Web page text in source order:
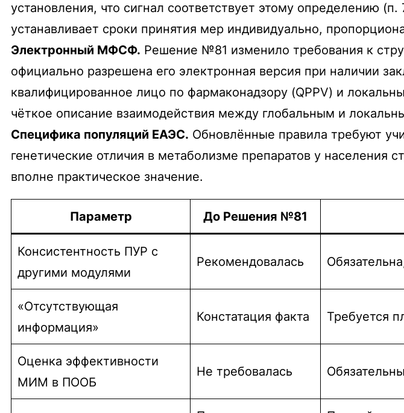
установления, что сигнал соответствует этому определению
устанавливает сроки принятия мер индивидуально,
Электронный МФСФ. Решение №81 изменило требования к
официально разрешена его электронная версия при наличии
квалифицированное лицо по фармаконадзору (QPPV) и
чёткое описание взаимодействия между глобальным и
Специфика популяций ЕАЭС. Обновлённые правила требуют
генетические отличия в метаболизме препаратов у
вполне практическое значение.
Параметр До Решения №81
Консистентность ПУР с
другими модулями
Рекомендовалась
«Отсутствующая
информация»
Констатация факта Требуется
Оценка эффективности
МИМ в ПООБ
Не требовалась